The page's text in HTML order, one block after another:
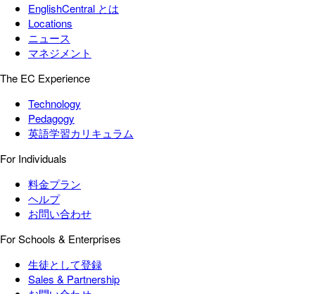
EnglishCentral とは
Locations
ニュース
マネジメント
The EC Experience
Technology
Pedagogy
英語学習カリキュラム
For Individuals
料金プラン
ヘルプ
お問い合わせ
For Schools & Enterprises
生徒として登録
Sales & Partnership